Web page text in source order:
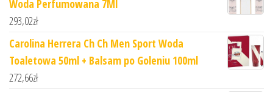
Woda Perfumowana 7Ml
293,02zł
Carolina Herrera Ch Ch Men Sport Woda
Toaletowa 50ml + Balsam po Goleniu 100ml
272,66zł